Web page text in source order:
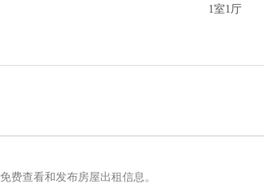
1室1厅
费查看和发布房屋出租信息。